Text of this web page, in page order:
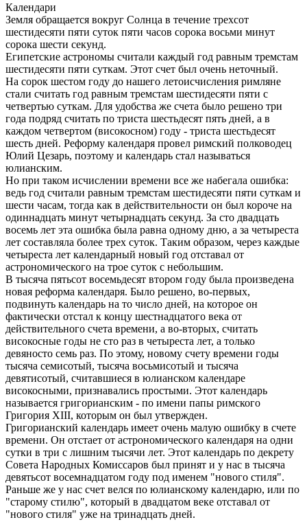
Календари
Земля обращается вокруг Солнца в течение трехсот
шестидесяти пяти суток пяти часов сорока восьми минут
сорока шести секунд.
Египетские астрономы считали каждый год равным тремстам
шестидесяти пяти суткам. Этот счет был очень неточный.
На сорок шестом году до нашего летоисчисления римляне
стали считать год равным тремстам шестидесяти пяти с
четвертью суткам. Для удобства же счета было решено три
года подряд считать по триста шестьдесят пять дней, а в
каждом четвертом (високосном) году - триста шестьдесят
шесть дней. Реформу календаря провел римский полководец
Юлий Цезарь, поэтому и календарь стал называться
юлианским.
Но при таком исчислении времени все же набегала ошибка:
ведь год считали равным тремстам шестидесяти пяти суткам и
шести часам, тогда как в действительности он был короче на
одиннадцать минут четырнадцать секунд. За сто двадцать
восемь лет эта ошибка была равна одному дню, а за четыреста
лет составляла более трех суток. Таким образом, через каждые
четыреста лет календарный новый год отставал от
астрономического на трое суток с небольшим.
В тысяча пятьсот восемьдесят втором году была произведена
новая реформа календаря. Было решено, во-первых,
подвинуть календарь на то число дней, на которое он
фактически отстал к концу шестнадцатого века от
действительного счета времени, а во-вторых, считать
високосные годы не сто раз в четыреста лет, а только
девяносто семь раз. По этому, новому счету времени годы
тысяча семисотый, тысяча восьмисотый и тысяча
девятисотый, считавшиеся в юлианском календаре
високосными, признавались простыми. Этот календарь
называется григорианским - по имени папы римского
Григория XIII, которым он был утвержден.
Григорианский календарь имеет очень малую ошибку в счете
времени. Он отстает от астрономического календаря на одни
сутки в три с лишним тысячи лет. Этот календарь по декрету
Совета Народных Комиссаров был принят и у нас в тысяча
девятьсот восемнадцатом году под именем "нового стиля".
Раньше же у нас счет велся по юлианскому календарю, или по
"старому стилю", который в двадцатом веке отставал от
"нового стиля" уже на тринадцать дней.